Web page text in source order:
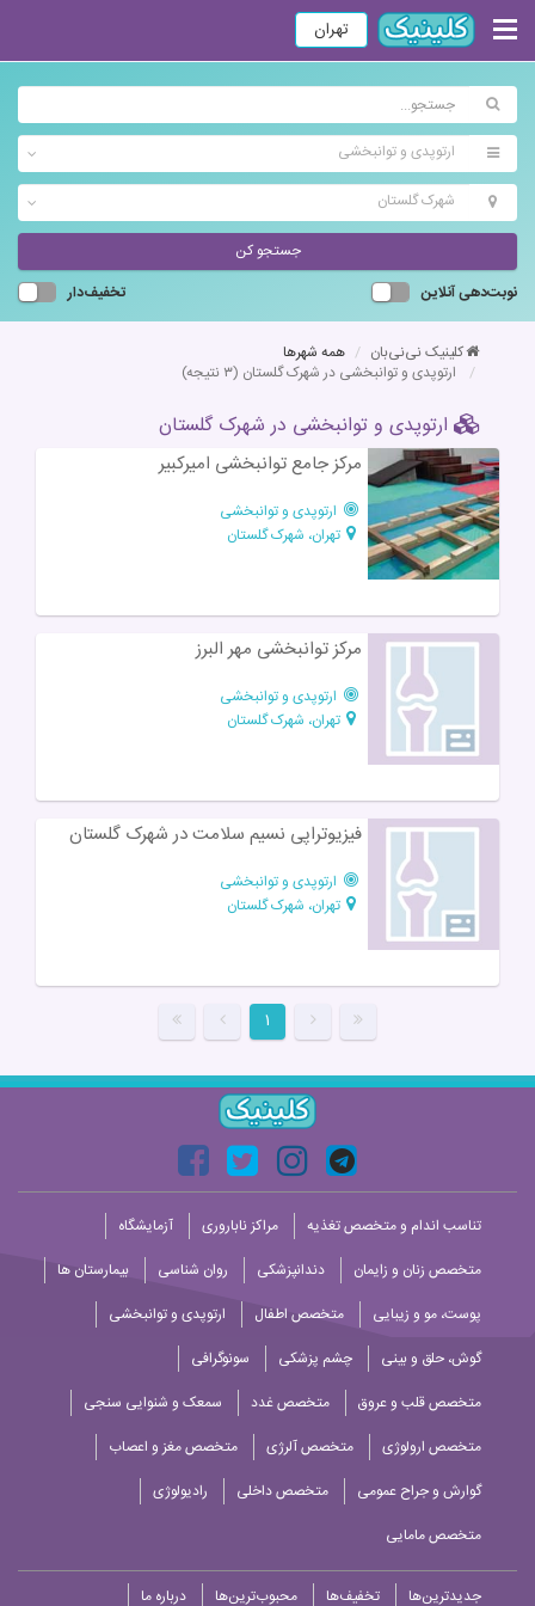
تهران
ارتوپدی و توانبخشی
شهرک گلستان
جستجو کن
نوبت‌دهی آنلاین
تخفیف‌دار
کلینیک نی‌نی‌بان
همه شهرها
ارتوپدی و توانبخشی در شهرک گلستان (۳ نتیجه)
ارتوپدی و توانبخشی در شهرک گلستان
مرکز جامع توانبخشی امیرکبیر
ارتوپدی و توانبخشی
تهران، شهرک گلستان
مرکز توانبخشی مهر البرز
ارتوپدی و توانبخشی
تهران، شهرک گلستان
فیزیوتراپی نسیم سلامت در شهرک گلستان
ارتوپدی و توانبخشی
تهران، شهرک گلستان
۱
تناسب اندام و متخصص تغذیه مراکز ناباروری
آزمایشگاه
متخصص زنان و زایمان
دندانپزشکی روان شناسی
بیمارستان ها
پوست، مو و زیبایی
متخصص اطفال
ارتوپدی و توانبخشی
گوش، حلق و بینی
چشم پزشکی
سونوگرافی
متخصص قلب و عروق
متخصص غدد
سمعک و شنوایی سنجی
متخصص ارولوژی
متخصص آلرژی
متخصص مغز و اعصاب
گوارش و جراح عمومی
متخصص داخلی
رادیولوژی
متخصص مامایی
جدیدترین‌ها تخفیف‌ها محبوب‌ترین‌ها درباره ما